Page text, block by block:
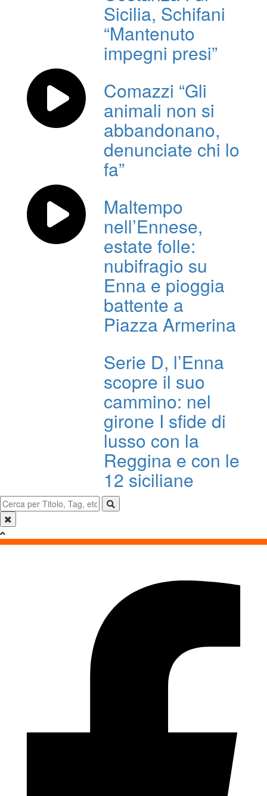
Sicilia, Schifani
“Mantenuto
impegni presi”
Comazzi “Gli
animali non si
abbandonano,
denunciate chi lo
fa”
Maltempo
nell’Ennese,
estate folle:
nubifragio su
Enna e pioggia
battente a
Piazza Armerina
Serie D, l’Enna
scopre il suo
cammino: nel
girone I sfide di
lusso con la
Reggina e con le
12 siciliane